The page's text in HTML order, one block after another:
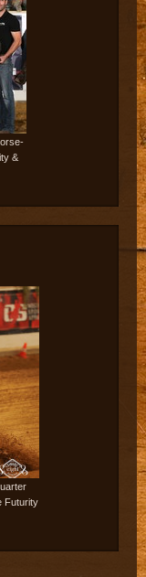
&
Futurity